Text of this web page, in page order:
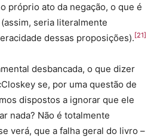
próprio ato da negação, o que é
seria literalmente
dessas proposições). [21]
desbancada, o que dizer
se, por uma questão de
dispostos a ignorar que ele
nada? Não é totalmente
verá, que a falha geral do livro –